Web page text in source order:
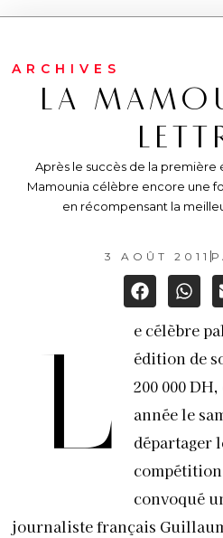
ARCHIVES
LA
Après le succès de la première
Mamounia célèbre encore une
en récompensant la
3 AOÛT 2011
L
e célèbre
édition de
200 000
année le
départager
convoqué
journaliste français